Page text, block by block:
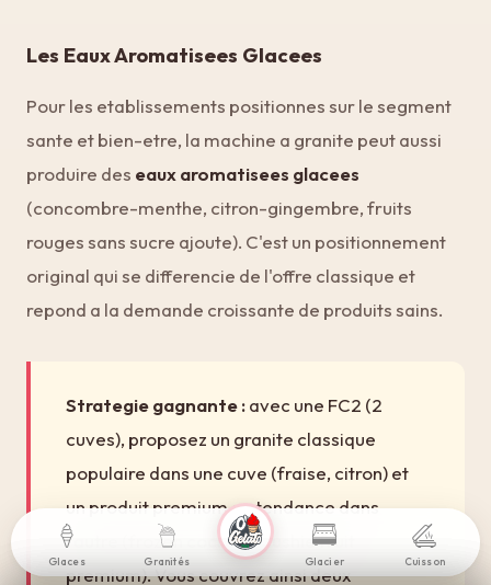
Les Eaux Aromatisees Glacees
Pour les etablissements positionnes sur le segment
sante et bien-etre, la machine a granite peut aussi
produire des eaux aromatisees glacees
(concombre-menthe, citron-gingembre, fruits
rouges sans sucre ajoute). C'est un positionnement
original qui se differencie de l'offre classique et
repond a la demande croissante de produits sains.
Strategie gagnante :avec une FC2 (2
cuves), proposez un granite classique
populaire dans une cuve (fraise, citron) et
un produit premium ou tendance dans
l'autre (frozen cocktail, slushie fruit
premium). Vous couvrez ainsi deux
Glaces Granités Glacier Cuisson